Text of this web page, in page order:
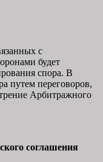
с
будет
спора. В
путем переговоров,
Арбитражного
соглашения